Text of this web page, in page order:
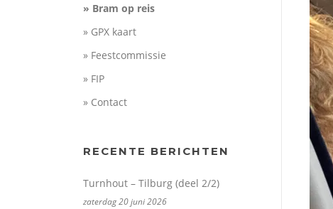
» Bram op reis
» GPX kaart
» Feestcommissie
» FIP
» Contact
RECENTE BERICHTEN
Turnhout – Tilburg (deel 2/2)
zaterdag 20 juni 2026